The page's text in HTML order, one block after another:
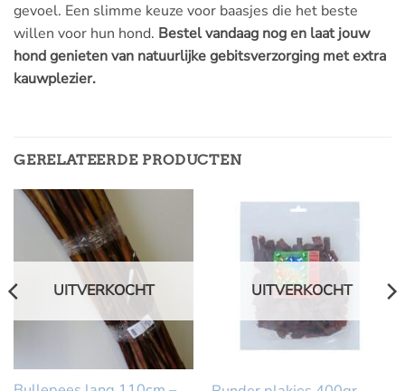
gevoel. Een slimme keuze voor baasjes die het beste
willen voor hun hond. Bestel vandaag nog en laat jouw
hond genieten van natuurlijke gebitsverzorging met extra
kauwplezier.
GERELATEERDE PRODUCTEN
UITVERKOCHT UITVERKOCHT